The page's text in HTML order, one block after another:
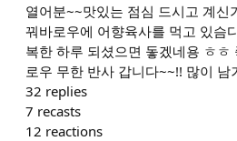
열어분~~맛있는 점심 드시고 계신
꿔바로우에 어향육사를 먹고 있슴
복한 하루 되셨으면 돟겠네용 ㅎ
로우 무한 반사 갑니다~~!! 많이 남
32 replies
7 recasts
12 reactions